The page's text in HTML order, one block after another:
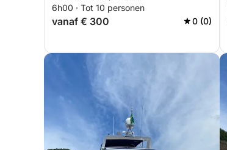
6h00 · Tot 10 personen
vanaf € 300 0 (0)